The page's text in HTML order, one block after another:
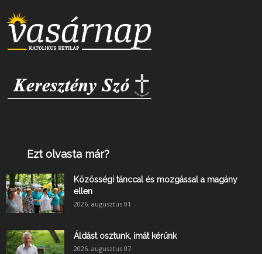
Ezt olvasta már?
Közösségi tánccal és mozgással a magány
ellen
2026. augusztus 01.
Áldást osztunk, imát kérünk
2026. augusztus 07.